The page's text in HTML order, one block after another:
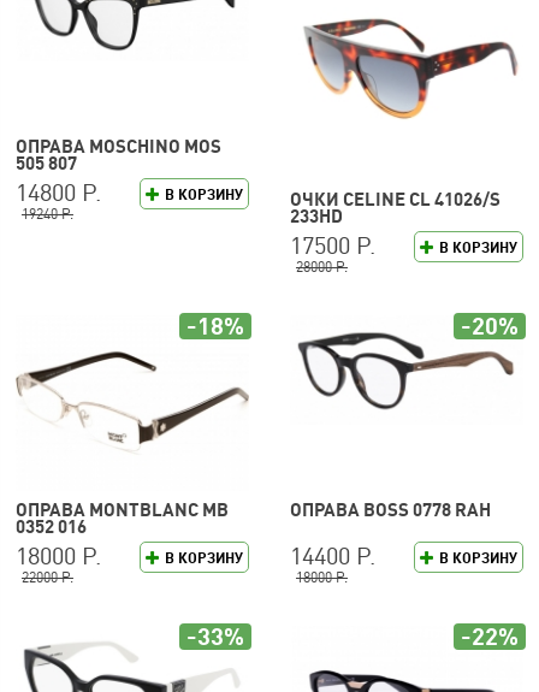
ОПРАВА MOSCHINO MOS
505 807
В КОРЗИНУ
14800 Р.
19240 Р.
ОЧКИ CELINE CL 41026/S
233HD
В КОРЗИНУ
17500 Р.
28000 Р.
ОПРАВА MONTBLANC MB
0352 016
В КОРЗИНУ
18000 Р.
22000 Р.
-18%
ОПРАВА BOSS 0778 RAH
В КОРЗИНУ
14400 Р.
18000 Р.
-20%
-33% -22%